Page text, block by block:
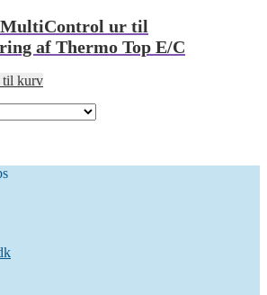
MultiControl ur til
af Thermo Top E/C
kurv